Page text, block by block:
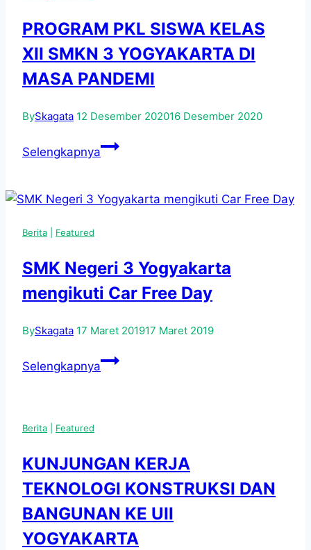
Kebekerjaan
Melalui
Observasi
Industri
Surabaya
PROGRAM PKL SISWA KELAS
XII SMKN 3 YOGYAKARTA DI
MASA PANDEMI
BySkagata 12 Desember 202016 Desember 2020
SelengkapnyaPROGRAM
KELAS
YOGYAKARTA
DI
PANDEMI
Berita Featured
SMK Negeri 3 Yogyakarta
mengikuti Car Free Day
BySkagata 17 Maret 201917 Maret 2019
SelengkapnyaSMK
Free
Day
Berita Featured
KUNJUNGAN KERJA
TEKNOLOGI KONSTRUKSI DAN
BANGUNAN KE UII
YOGYAKARTA